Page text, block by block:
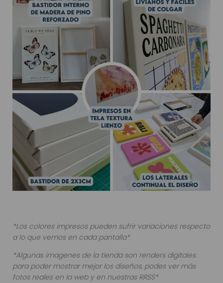
*Los colores impresos pueden sufrir variaciones respecto
a lo que vemos en cada pantalla*
*Algunas imagenes de la tienda son renders digitales
para poder mostrar mejor los diseños, podes ver más
fotos reales en la web y en nuestras RRSS*